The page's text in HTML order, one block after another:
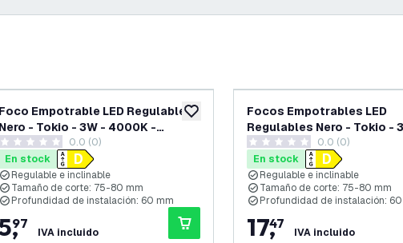
de deseos añadir a lista de deseos
Foco Empotrable LED Regulable
Nero - Tokio - 3W - 4000K -
ø92mm
estrellas de puntuación
0.0 (0)
En stock
Regulable e inclinable
Tamaño de corte: 75-80 mm
Profundidad de instalación: 60 mm
,
97
IVA incluido
Focos Empotrables LED
Regulables Nero - Tokio -
6500K - ø92mm - 3 Pack
0 estrellas de puntuación
0.0 (0)
En stock
Regulable e inclinable
Tamaño de corte: 75-80 mm
Profundidad de instalación:
17,
47
IVA incluido